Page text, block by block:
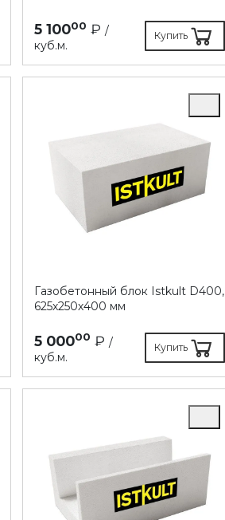
5 10000 ₽/
куб.м.
Купить
Газобетонный блок Istkult D400,
625х250х400 мм
5 00000 ₽/
куб.м.
Купить